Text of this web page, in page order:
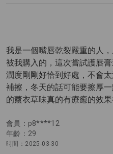
會員：p8****12
年齡：29
時間：2025-03-30
我是一個嘴唇乾裂嚴重的人
被我購入的，這次嘗試護唇
潤度剛剛好恰到好處，不會
補擦，冬天的話可能要擦厚
的薰衣草味真的有療癒的效